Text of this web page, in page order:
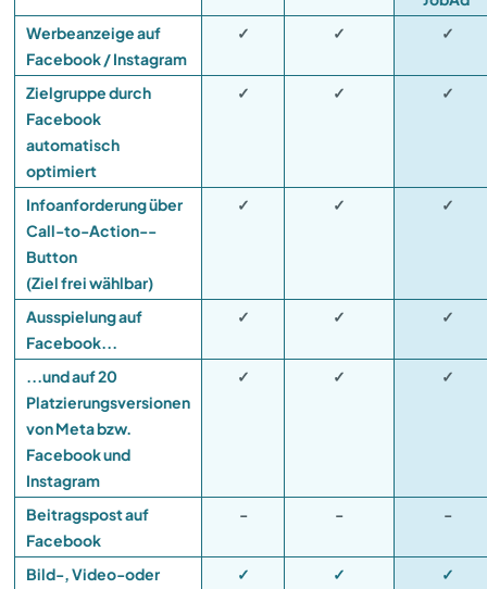
Werbeanzeige auf
Facebook / Instagram
✓ ✓ ✓
Zielgruppe durch
Facebook
automatisch
optimiert
✓ ✓ ✓
Infoanforderung über
Call-to-Action-­
Button
(Ziel frei wählbar)
✓ ✓ ✓
Ausspielung auf
Facebook...
✓ ✓ ✓
...und auf 20
Platzierungsversionen
von Meta bzw.
Facebook und
Instagram
✓ ✓ ✓
Beitragspost auf
Facebook
- - -
Bild-, Video-oder
✓ ✓ ✓